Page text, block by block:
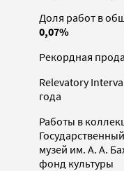
Доля работ в
0,07%
Рекордная
Relevatory
года
Работы в
музей им. А. А.
фонд культуры